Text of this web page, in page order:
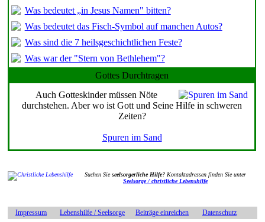
Was bedeutet „in Jesus Namen" bitten?
Was bedeutet das Fisch-Symbol auf manchen Autos?
Was sind die 7 heilsgeschichtlichen Feste?
Was war der "Stern von Bethlehem"?
Gottes Durchtragen
Auch Gotteskinder müssen Nöte
durchstehen. Aber wo ist Gott und Seine Hilfe in schweren
Zeiten?
Spuren im Sand
Suchen Sieseelsorgerliche Hilfe? Kontaktadressen finden Sie unter
Seelsorge / christliche Lebenshilfe
Impressum Lebenshilfe / Seelsorge Beiträge einreichen Datenschutz